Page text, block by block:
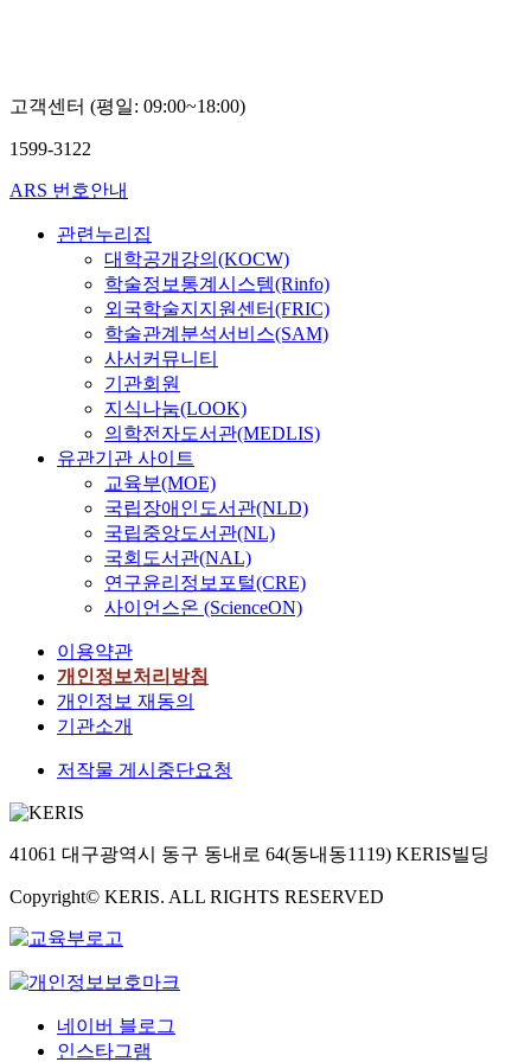
민
고객센터 (평일: 09:00~18:00)
1599-3122
ARS 번호안내
관련누리집
대학공개강의(KOCW)
학술정보통계시스템(Rinfo)
외국학술지지원센터(FRIC)
학술관계분석서비스(SAM)
사서커뮤니티
기관회원
지식나눔(LOOK)
의학전자도서관(MEDLIS)
유관기관 사이트
교육부(MOE)
국립장애인도서관(NLD)
국립중앙도서관(NL)
국회도서관(NAL)
연구윤리정보포털(CRE)
사이언스온 (ScienceON)
이용약관
개인정보처리방침
개인정보 재동의
기관소개
저작물 게시중단요청
41061 대구광역시 동구 동내로 64(동내동1119) KERIS빌딩
Copyright© KERIS. ALL RIGHTS RESERVED
네이버 블로그
인스타그램